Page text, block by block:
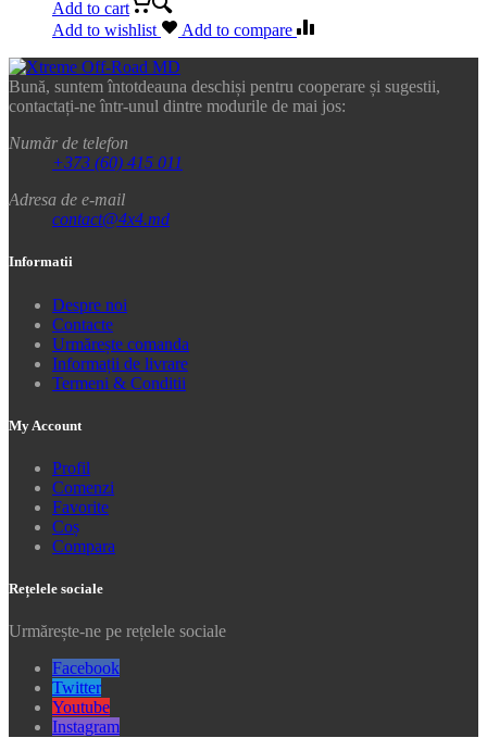
Add to cart
Add to wishlist
Add to compare
Bună, suntem întotdeauna deschiși pentru cooperare și sugestii,
contactați-ne într-unul dintre modurile de mai jos:
Număr de telefon
+373 (60) 415 011
Adresa de e-mail
contact@4x4.md
Informatii
Despre noi
Contacte
Urmărește comanda
Informații de livrare
Termeni & Conditii
My Account
Profil
Comenzi
Favorite
Coș
Compara
Rețelele sociale
Urmărește-ne pe rețelele sociale
Facebook
Twitter
Youtube
Instagram